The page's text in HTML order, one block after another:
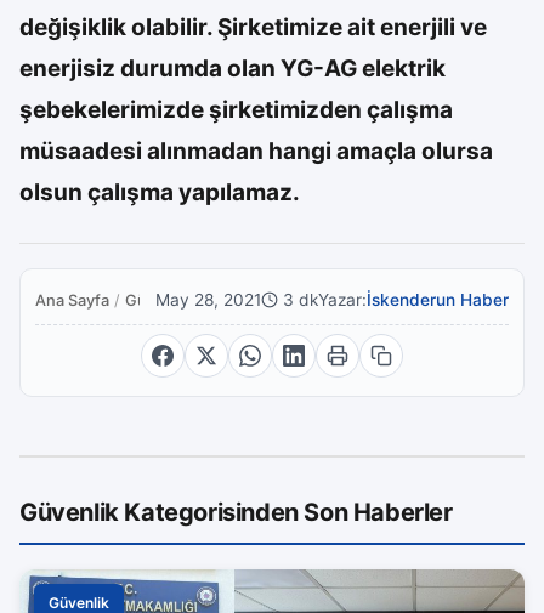
değişiklik olabilir. Şirketimize ait enerjili ve
enerjisiz durumda olan YG-AG elektrik
şebekelerimizde şirketimizden çalışma
müsaadesi alınmadan hangi amaçla olursa
olsun çalışma yapılamaz.
Ana Sayfa / GüvenlikMay 28, 2021 3 dkYazar:İskenderun Haber
Güvenlik Kategorisinden Son Haberler
Güvenlik